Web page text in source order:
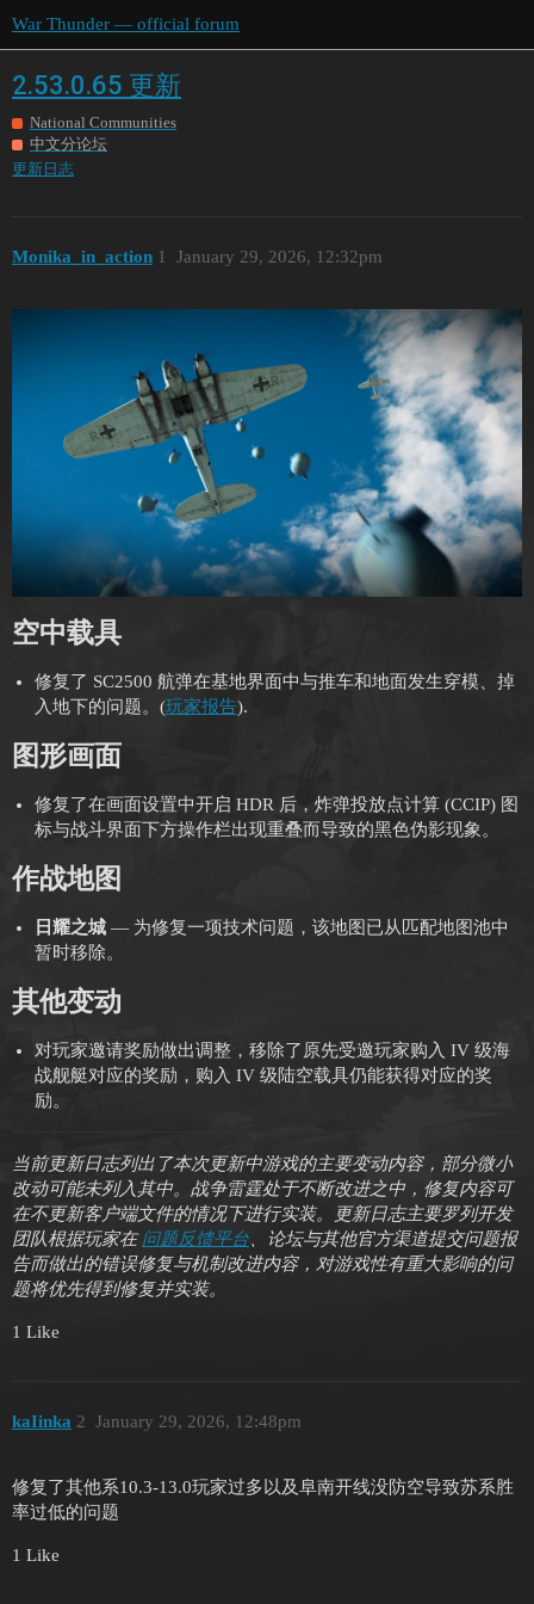
War Thunder — official forum
2.53.0.65 更新
National Communities
中文分论坛
更新日志
Monika_in_action January 29, 2026, 12:32pm
1
空中载具
修复了 SC2500 航弹在基地界面中与推车和地面发生穿模、掉
入地下的问题。(玩家报告).
图形画面
修复了在画面设置中开启 HDR 后，炸弹投放点计算 (CCIP) 图
标与战斗界面下方操作栏出现重叠而导致的黑色伪影现象。
作战地图
日耀之城— 为修复一项技术问题，该地图已从匹配地图池中
暂时移除。
其他变动
对玩家邀请奖励做出调整，移除了原先受邀玩家购入 IV 级海
战舰艇对应的奖励，购入 IV 级陆空载具仍能获得对应的奖
励。
当前更新日志列出了本次更新中游戏的主要变动内容，部分微小
改动可能未列入其中。战争雷霆处于不断改进之中，修复内容可
在不更新客户端文件的情况下进行实装。更新日志主要罗列开发
团队根据玩家在问题反馈平台、论坛与其他官方渠道提交问题报
告而做出的错误修复与机制改进内容，对游戏性有重大影响的问
题将优先得到修复并实装。
1 Like
kaIinka January 29, 2026, 12:48pm
2
修复了其他系10.3-13.0玩家过多以及阜南开线没防空导致苏系胜
率过低的问题
1 Like